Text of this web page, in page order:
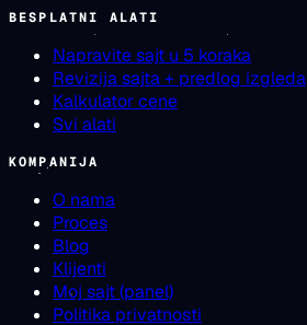
BESPLATNI ALATI
Napravite sajt u 5 koraka
Revizija sajta + predlog izgleda
Kalkulator cene
Svi alati
KOMPANIJA
O nama
Proces
Blog
Klijenti
Moj sajt (panel)
Politika privatnosti